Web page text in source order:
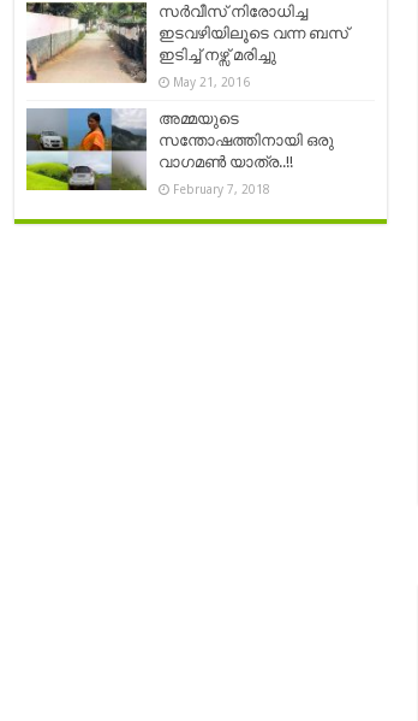
സർവീസ് നിരോധിച്ച
ഇടവഴിയിലൂടെ വന്ന ബസ്
ഇടിച്ച് നഴ്സ് മരിച്ചു
May 21, 2016
അമ്മയുടെ
സന്തോഷത്തിനായി ഒരു
വാഗമണ്‍ യാത്ര..!!
February 7, 2018